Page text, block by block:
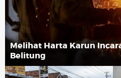
Melihat Harta Karun
Belitung